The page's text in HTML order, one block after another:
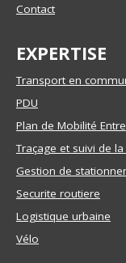
Contact
EXPERTISE
Transport en
PDU
Plan de Mobilité
Traçage et suivi de
Gestion de
Securite routiere
Logistique urbaine
Vélo